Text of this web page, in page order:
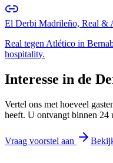
El Derbi Madrileño, Real &
Real tegen Atlético in
hospitality.
Interesse in de
Vertel ons met hoeveel
heeft. U ontvangt binnen 24
Vraag voorstel aan